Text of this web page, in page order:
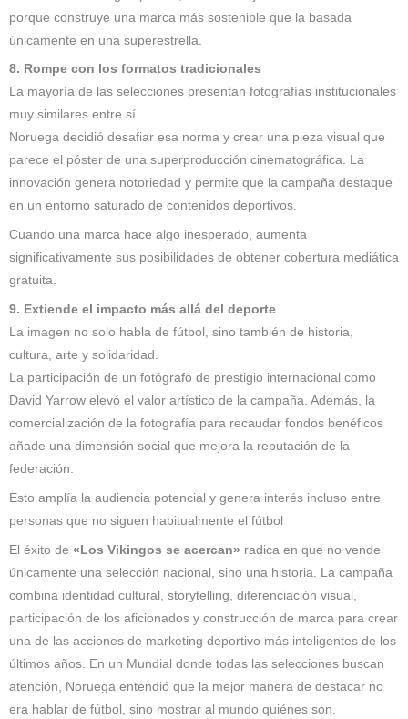
porque construye una marca más sostenible que la basada
únicamente en una superestrella.
8. Rompe con los formatos tradicionales
La mayoría de las selecciones presentan fotografías institucionales
muy similares entre sí.
Noruega decidió desafiar esa norma y crear una pieza visual que
parece el póster de una superproducción cinematográfica. La
innovación genera notoriedad y permite que la campaña destaque
en un entorno saturado de contenidos deportivos.
Cuando una marca hace algo inesperado, aumenta
significativamente sus posibilidades de obtener cobertura mediática
gratuita.
9. Extiende el impacto más allá del deporte
La imagen no solo habla de fútbol, sino también de historia,
cultura, arte y solidaridad.
La participación de un fotógrafo de prestigio internacional como
David Yarrow elevó el valor artístico de la campaña. Además, la
comercialización de la fotografía para recaudar fondos benéficos
añade una dimensión social que mejora la reputación de la
federación.
Esto amplía la audiencia potencial y genera interés incluso entre
personas que no siguen habitualmente el fútbol
El éxito de «Los Vikingos se acercan» radica en que no vende
únicamente una selección nacional, sino una historia. La campaña
combina identidad cultural, storytelling, diferenciación visual,
participación de los aficionados y construcción de marca para crear
una de las acciones de marketing deportivo más inteligentes de los
últimos años. En un Mundial donde todas las selecciones buscan
atención, Noruega entendió que la mejor manera de destacar no
era hablar de fútbol, sino mostrar al mundo quiénes son.